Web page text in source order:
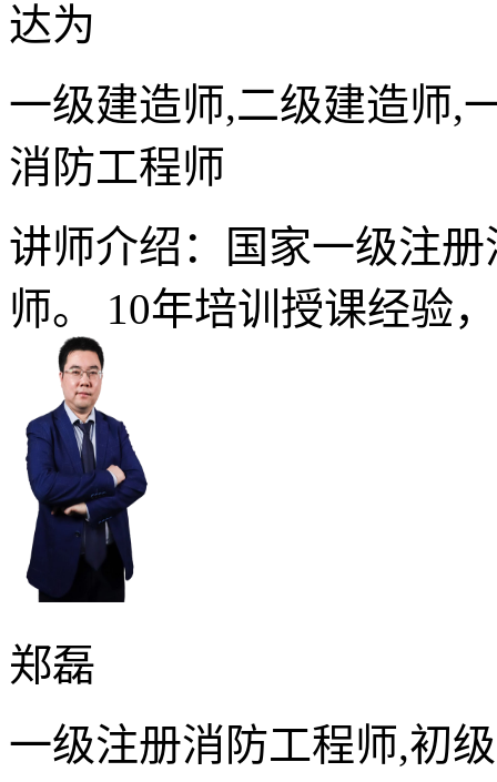
达为
一级建造师,二级建造师,
消防工程师
讲师介绍：国家一级注
师。 10年培训授课经验
郑磊
一级注册消防工程师,初